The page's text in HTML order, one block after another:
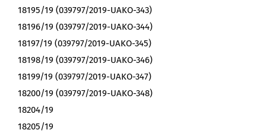
18195/19 (039797/2019-UAKO-343)
18196/19 (039797/2019-UAKO-344)
18197/19 (039797/2019-UAKO-345)
18198/19 (039797/2019-UAKO-346)
18199/19 (039797/2019-UAKO-347)
18200/19 (039797/2019-UAKO-348)
18204/19
18205/19